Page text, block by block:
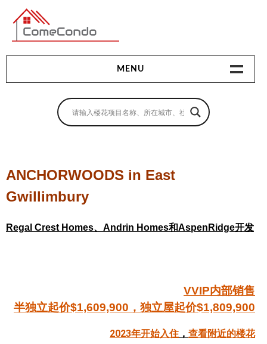
多伦多最新最全的楼花搜索引擎
MENU
地产相关
卖房指南
租房指南
多伦多地产
ANCHORWOODS in East
Gwillimbury
Regal Crest Homes、Andrin Homes和AspenRidge开发
VVIP内部销售
半独立起价$1,609,900，独立屋起价$1,809,900
2023年开始入住 ， 查看附近的楼花